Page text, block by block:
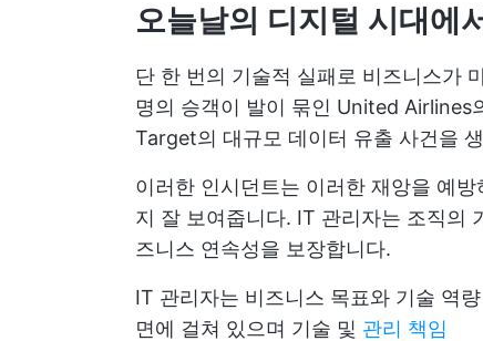
오늘날의 디지털 시대에
단 한 번의 기술적 실패로 비즈니스가
명의 승객이 발이 묶인 United Airlines
Target의 대규모 데이터 유출 사건을
이러한 인시던트는 이러한 재앙을 예
지 잘 보여줍니다. IT 관리자는 조직의
즈니스 연속성을 보장합니다.
IT 관리자는 비즈니스 목표와 기술 역
면에 걸쳐 있으며 기술 및 관리 책임